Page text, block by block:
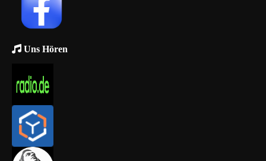
Uns Hören